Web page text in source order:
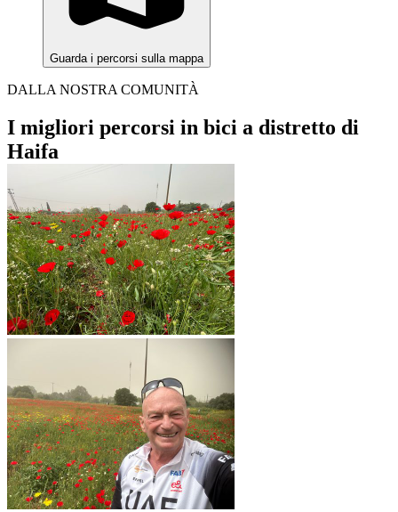
Guarda i percorsi sulla mappa
DALLA NOSTRA COMUNITÀ
I migliori percorsi in bici a distretto di
Haifa